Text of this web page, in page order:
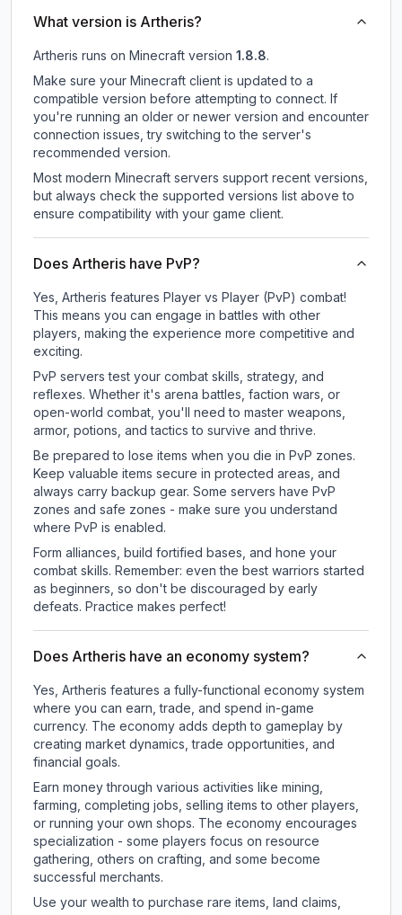
What version is Artheris?
Artheris runs on Minecraft version 1.8.8.
Make sure your Minecraft client is updated to a
compatible version before attempting to connect. If
you're running an older or newer version and encounter
connection issues, try switching to the server's
recommended version.
Most modern Minecraft servers support recent versions,
but always check the supported versions list above to
ensure compatibility with your game client.
Does Artheris have PvP?
Yes, Artheris features Player vs Player (PvP) combat!
This means you can engage in battles with other
players, making the experience more competitive and
exciting.
PvP servers test your combat skills, strategy, and
reflexes. Whether it's arena battles, faction wars, or
open-world combat, you'll need to master weapons,
armor, potions, and tactics to survive and thrive.
Be prepared to lose items when you die in PvP zones.
Keep valuable items secure in protected areas, and
always carry backup gear. Some servers have PvP
zones and safe zones - make sure you understand
where PvP is enabled.
Form alliances, build fortified bases, and hone your
combat skills. Remember: even the best warriors started
as beginners, so don't be discouraged by early
defeats. Practice makes perfect!
Does Artheris have an economy system?
Yes, Artheris features a fully-functional economy system
where you can earn, trade, and spend in-game
currency. The economy adds depth to gameplay by
creating market dynamics, trade opportunities, and
financial goals.
Earn money through various activities like mining,
farming, completing jobs, selling items to other players,
or running your own shops. The economy encourages
specialization - some players focus on resource
gathering, others on crafting, and some become
successful merchants.
Use your wealth to purchase rare items, land claims,